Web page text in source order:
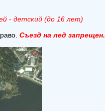
- детский (до 16 лет)
Съезд на лед запрещен.